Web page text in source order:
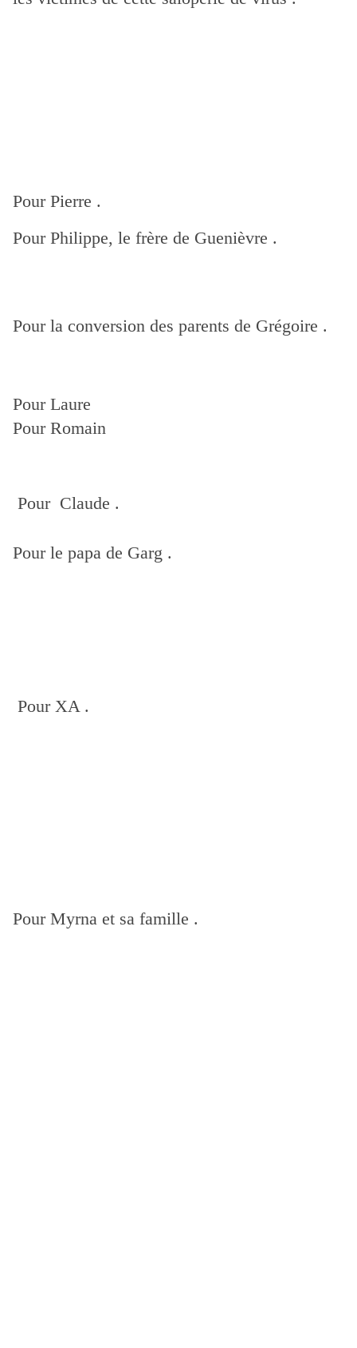
Pour Pierre .
Pour Philippe, le frère de Guenièvre .
Pour la conversion des parents de Grégoire .
Pour Laure
Pour Romain
Pour Claude .
Pour le papa de Garg .
Pour XA .
Pour Myrna et sa famille .